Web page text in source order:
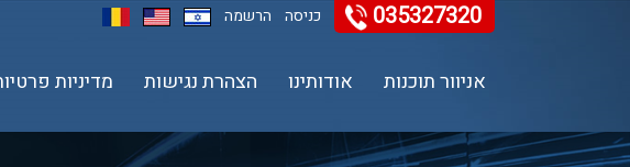
035327320 כניסה הרשמה
אניוור תוכנות אודותינו הצהרת נגישות מדיניות